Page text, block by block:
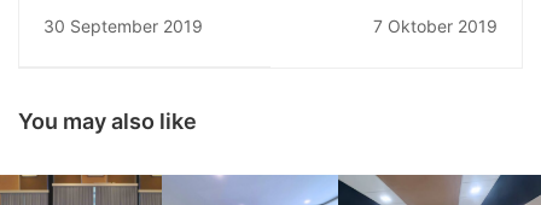
Laksanakan Bakti
Santi”
30 September 2019
Miliar/Tahun Untuk
7 Oktober 2019
You may also like